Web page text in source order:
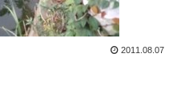
2011.08.07